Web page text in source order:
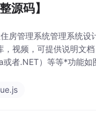
源码】
房管理系统管理系统
，视频，可提供说明文
者.NET）等等*功能如